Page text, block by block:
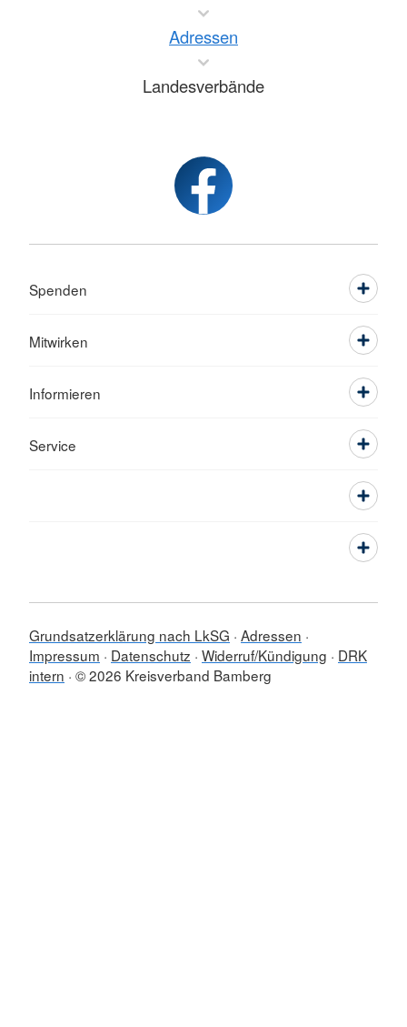
Adressen
Landesverbände
Spenden
Mitwirken
Informieren
Service
Grundsatzerklärung nach LkSG Adressen
Impressum
Datenschutz Widerruf/Kündigung
DRK
intern © 2026 Kreisverband Bamberg